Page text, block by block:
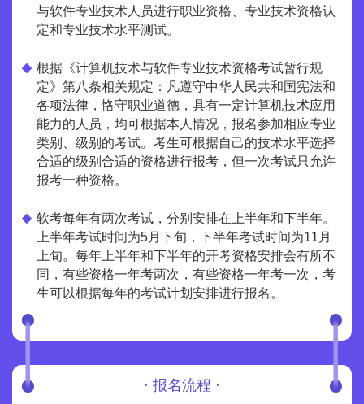
与软件专业技术人员进行职业资格、专业技术资格认
定和专业技术水平测试。
根据《计算机技术与软件专业技术资格考试暂行规
定》第八条相关规定：凡遵守中华人民共和国宪法和
各项法律，恪守职业道德，具有一定计算机技术应用
能力的人员，均可根据本人情况，报名参加相应专业
类别、级别的考试。考生可根据自己的技术水平选择
合适的级别合适的资格进行报考，但一次考试只允许
报考一种资格。
软考每年有两次考试，分别安排在上半年和下半年。
上半年考试时间为5月下旬，下半年考试时间为11月
上旬。每年上半年和下半年的开考资格安排会有所不
同，有些资格一年考两次，有些资格一年考一次，考
生可以根据每年的考试计划安排进行报名。
· 报名流程 ·